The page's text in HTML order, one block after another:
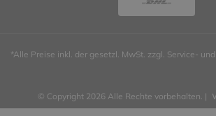
*Alle Preise inkl. der gesetzl. MwSt. zzgl. Service-
© Copyright 2026 Alle Rechte vorbehalten. |